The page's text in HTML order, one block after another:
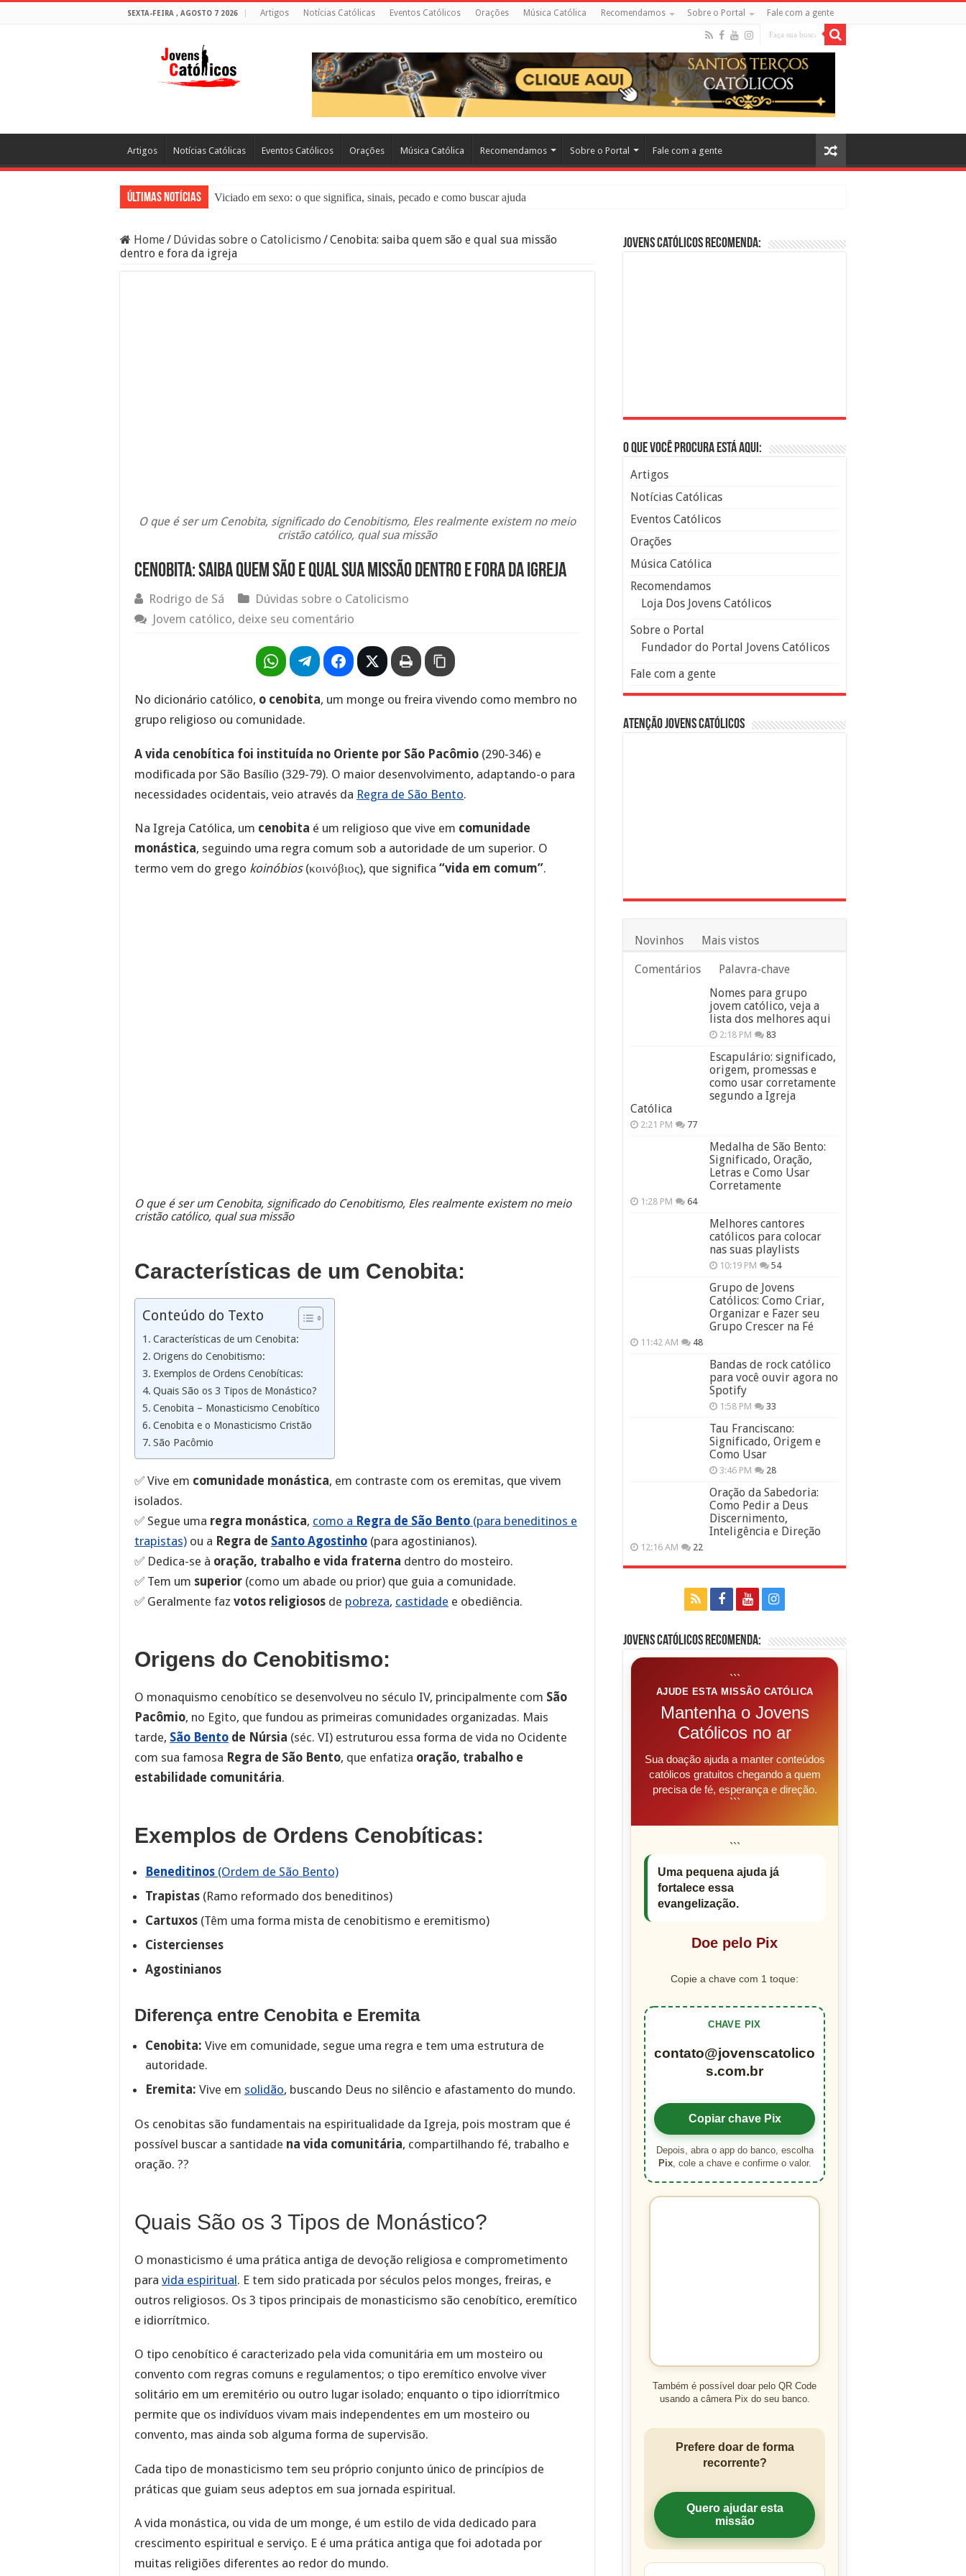
SEXTA-FEIRA , AGOSTO 7 2026 Artigos Notícias Católicas Eventos Católicos Orações Música Católica Recomendamos Sobre o Portal Fale com a gente
Artigos Notícias Católicas Eventos Católicos Orações Música Católica Recomendamos Sobre o Portal Fale com a gente
Últimas Notícias
Viciado em sexo: o que significa, sinais, pecado e como buscar ajuda
Filme Sagrado Coração – Seu Reino Não Terá Fim: O Documentário Que Vai Tocar os Católicos no Cinema
Home/ Dúvidas sobre o Catolicismo /Cenobita: saiba quem são e qual sua missão
dentro e fora da igreja
O que é ser um Cenobita, significado do Cenobitismo, Eles realmente existem no meio
cristão católico, qual sua missão
Cenobita: saiba quem são e qual sua missão dentro e fora da igreja
Rodrigo de Sá
Dúvidas sobre o Catolicismo
Jovem católico, deixe seu comentário
No dicionário católico, o cenobita, um monge ou freira vivendo como membro no
grupo religioso ou comunidade.
A vida cenobítica foi instituída no Oriente por São Pacômio (290-346) e
modificada por São Basílio (329-79). O maior desenvolvimento, adaptando-o para
necessidades ocidentais, veio através da Regra de São Bento.
Na Igreja Católica, um cenobita é um religioso que vive em comunidade
monástica, seguindo uma regra comum sob a autoridade de um superior. O
termo vem do grego koinóbios(κοινόβιος), que significa “vida em comum”.
O que é ser um Cenobita, significado do Cenobitismo, Eles realmente existem no meio
cristão católico, qual sua missão
Características de um Cenobita:
Conteúdo do Texto
Características de um Cenobita:
Origens do Cenobitismo:
Exemplos de Ordens Cenobíticas:
Quais São os 3 Tipos de Monástico?
Cenobita – Monasticismo Cenobítico
Cenobita e o Monasticismo Cristão
São Pacômio
✅ Vive em comunidade monástica, em contraste com os eremitas, que vivem
isolados.
✅ Segue uma regra monástica, como a Regra de São Bento (para beneditinos e
trapistas) ou a Regra de Santo Agostinho (para agostinianos).
✅ Dedica-se à oração, trabalho e vida fraterna dentro do mosteiro.
✅ Tem um superior (como um abade ou prior) que guia a comunidade.
✅ Geralmente faz votos religiosos de pobreza, castidade e obediência.
Origens do Cenobitismo:
O monaquismo cenobítico se desenvolveu no século IV, principalmente com São
Pacômio, no Egito, que fundou as primeiras comunidades organizadas. Mais
tarde, São Bento de Núrsia (séc. VI) estruturou essa forma de vida no Ocidente
com sua famosa Regra de São Bento, que enfatiza oração, trabalho e
estabilidade comunitária.
Exemplos de Ordens Cenobíticas:
Beneditinos (Ordem de São Bento)
Trapistas (Ramo reformado dos beneditinos)
Cartuxos (Têm uma forma mista de cenobitismo e eremitismo)
Cistercienses
Agostinianos
Diferença entre Cenobita e Eremita
Cenobita: Vive em comunidade, segue uma regra e tem uma estrutura de
autoridade.
Eremita: Vive em solidão, buscando Deus no silêncio e afastamento do mundo.
Os cenobitas são fundamentais na espiritualidade da Igreja, pois mostram que é
possível buscar a santidade na vida comunitária, compartilhando fé, trabalho e
oração. ??
Quais São os 3 Tipos de Monástico?
O monasticismo é uma prática antiga de devoção religiosa e comprometimento
para vida espiritual. E tem sido praticada por séculos pelos monges, freiras, e
outros religiosos. Os 3 tipos principais de monasticismo são cenobítico, eremítico
e idiorrítmico.
O tipo cenobítico é caracterizado pela vida comunitária em um mosteiro ou
convento com regras comuns e regulamentos; o tipo eremítico envolve viver
solitário em um eremitério ou outro lugar isolado; enquanto o tipo idiorrítmico
permite que os indivíduos vivam mais independentes em um mosteiro ou
convento, mas ainda sob alguma forma de supervisão.
Cada tipo de monasticismo tem seu próprio conjunto único de princípios de
práticas que guiam seus adeptos em sua jornada espiritual.
A vida monástica, ou vida de um monge, é um estilo de vida dedicado para
crescimento espiritual e serviço. E é uma prática antiga que foi adotada por
muitas religiões diferentes ao redor do mundo.
Jovens Católicos Recomenda:
O que você procura está aqui:
Artigos
Notícias Católicas
Eventos Católicos
Orações
Música Católica
Recomendamos
Loja Dos Jovens Católicos
Sobre o Portal
Fundador do Portal Jovens Católicos
Fale com a gente
Atenção Jovens Católicos
Novinhos Mais vistos
Comentários
Palavra-chave
Nomes para grupo
jovem católico, veja a
lista dos melhores aqui
2:18 PM 83
Escapulário: significado,
origem, promessas e
como usar corretamente
segundo a Igreja
Católica
2:21 PM 77
Medalha de São Bento:
Significado, Oração,
Letras e Como Usar
Corretamente
1:28 PM 64
Melhores cantores
católicos para colocar
nas suas playlists
10:19 PM 54
Grupo de Jovens
Católicos: Como Criar,
Organizar e Fazer seu
Grupo Crescer na Fé
11:42 AM 48
Bandas de rock católico
para você ouvir agora no
Spotify
1:58 PM 33
Tau Franciscano:
Significado, Origem e
Como Usar
3:46 PM 28
Oração da Sabedoria:
Como Pedir a Deus
Discernimento,
Inteligência e Direção
12:16 AM 22
Jovens Católicos Recomenda:
```
AJUDE ESTA MISSÃO CATÓLICA
Mantenha o Jovens
Católicos no ar
Sua doação ajuda a manter conteúdos
católicos gratuitos chegando a quem
precisa de fé, esperança e direção.
```
```
Uma pequena ajuda já
fortalece essa
evangelização.
Doe pelo Pix
Copie a chave com 1 toque:
CHAVE PIX
contato@jovenscatolico
s.com.br
Copiar chave Pix
Depois, abra o app do banco, escolha
Pix, cole a chave e confirme o valor.
Também é possível doar pelo QR Code
usando a câmera Pix do seu banco.
Prefere doar de forma
recorrente?
Quero ajudar esta
missão